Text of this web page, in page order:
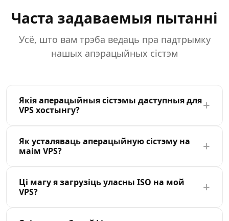
Часта задаваемыя пытанні
Усё, што вам трэба ведаць пра падтрымку
нашых апэрацыйных сістэм
Якія аперацыйныя сістэмы даступныя для
VPS хостынгу?
+
Linux і сістэм BSD, уключаючы Ubuntu, Debian,
CentOS, Rocky Linux, Fedora, Alpine Linux і FreeBSD.
найноўшымі латамі бяспекі і аптымалізаваны для
VPS прадукцыйнасці.
Як усталяваць аперацыйную сістэму на
маім VPS?
+
простае. Падчас стварэння сервера выберыце
вашу аперацыйную сістэму з нашай бібліятэкі. АС
Ці магу я загрузіць уласны ISO на мой
VPS?
+